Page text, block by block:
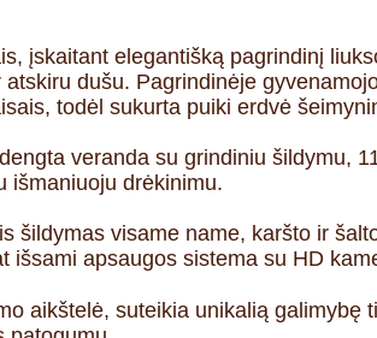
įskaitant elegantišką pagrindinį
dušu. Pagrindinėje
todėl sukurta puiki erdvė
veranda su grindiniu šildymu,
išmaniuoju drėkinimu.
šildymas visame name, karšto ir
apsaugos sistema su HD
aikštelė, suteikia unikalią galimybę